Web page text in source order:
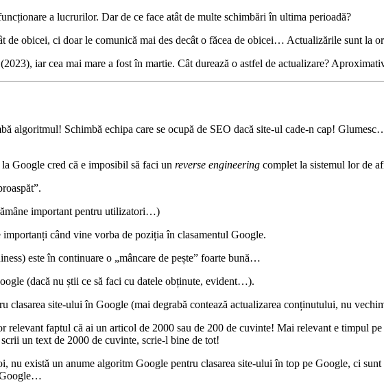
a lucrurilor. Dar de ce face atât de multe schimbări în ultima perioadă?
de obicei, ci doar le comunică mai des decât o făcea de obicei… Actualizările sunt la
iar cea mai mare a fost în martie. Cât durează o astfel de actualizare?
algoritmul! Schimbă echipa care se ocupă de SEO dacă site-ul cade-n cap!
Google cred că e imposibil să faci un reverse engineering complet la sistemul lor de
important pentru utilizatori…)
când vine vorba de poziția în clasamentul Google.
este în continuare o „mâncare de pește” foarte bună…
(dacă nu știi ce să faci cu datele obținute, evident…).
clasarea site-ului în Google (mai degrabă contează actualizarea conținutului, nu
faptul că ai un articol de 2000 sau de 200 de cuvinte! Mai relevant e timpul
un text de 2000 de cuvinte, scrie-l bine de tot!
există un anume algoritm Google pentru clasarea site-ului în top pe Google, ci
Google…